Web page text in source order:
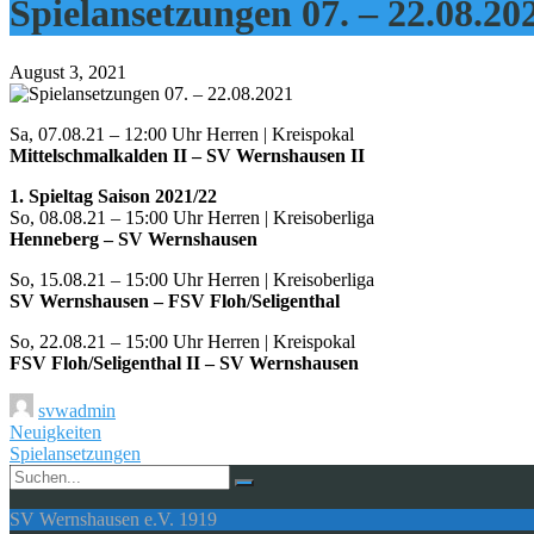
Spielansetzungen 07. –
August 3, 2021
Sa, 07.08.21 – 12:00 Uhr Herren | Kreispokal
Mittelschmalkalden II – SV Wernshausen II
1. Spieltag Saison 2021/22
So, 08.08.21 – 15:00 Uhr Herren | Kreisoberliga
Henneberg – SV Wernshausen
So, 15.08.21 – 15:00 Uhr Herren | Kreisoberliga
SV Wernshausen – FSV Floh/Seligenthal
So, 22.08.21 – 15:00 Uhr Herren | Kreispokal
FSV Floh/Seligenthal II – SV Wernshausen
svwadmin
Neuigkeiten
Spielansetzungen
SV Wernshausen e.V. 1919